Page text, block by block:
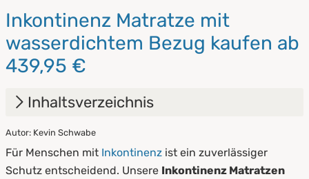
Inkontinenz Matratze mit
wasserdichtem Bezug kaufen ab
439,95 €
Inhaltsverzeichnis
1. Merkmale von Inkontinenz Matratzen
2. Pflegehinweise für unsere Inkontinenz
Autor: Kevin Schwabe
Für Menschen mit Inkontinenz ist ein zuverlässiger
Schutz entscheidend. Unsere Inkontinenz Matratzen